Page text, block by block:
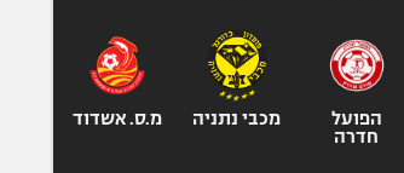
אופניים
ספורט מוטורי
כדורמים
הפועל
חדרה
מכבי נתניה מ.ס. אשדוד